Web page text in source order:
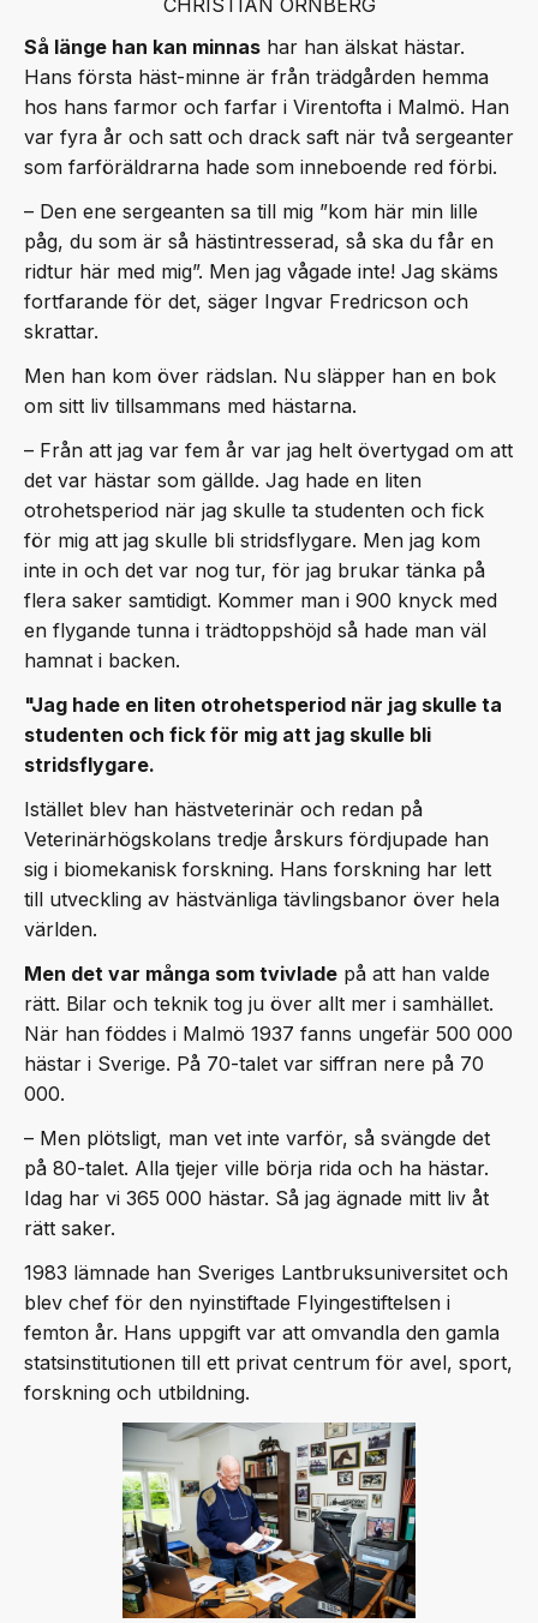
CHRISTIAN ÖRNBERG
Så länge han kan minnas har han älskat hästar.
Hans första häst-minne är från trädgården hemma
hos hans farmor och farfar i Virentofta i Malmö. Han
var fyra år och satt och drack saft när två sergeanter
som farföräldrarna hade som inneboende red förbi.
– Den ene sergeanten sa till mig ”kom här min lille
påg, du som är så hästintresserad, så ska du får en
ridtur här med mig”. Men jag vågade inte! Jag skäms
fortfarande för det, säger Ingvar Fredricson och
skrattar.
Men han kom över rädslan. Nu släpper han en bok
om sitt liv tillsammans med hästarna.
– Från att jag var fem år var jag helt övertygad om att
det var hästar som gällde. Jag hade en liten
otrohetsperiod när jag skulle ta studenten och fick
för mig att jag skulle bli stridsflygare. Men jag kom
inte in och det var nog tur, för jag brukar tänka på
flera saker samtidigt. Kommer man i 900 knyck med
en flygande tunna i trädtoppshöjd så hade man väl
hamnat i backen.
"Jag hade en liten otrohetsperiod när jag skulle ta
studenten och fick för mig att jag skulle bli
stridsflygare.
Istället blev han hästveterinär och redan på
Veterinärhögskolans tredje årskurs fördjupade han
sig i biomekanisk forskning. Hans forskning har lett
till utveckling av hästvänliga tävlingsbanor över hela
världen.
Men det var många som tvivlade på att han valde
rätt. Bilar och teknik tog ju över allt mer i samhället.
När han föddes i Malmö 1937 fanns ungefär 500 000
hästar i Sverige. På 70-talet var siffran nere på 70
000.
– Men plötsligt, man vet inte varför, så svängde det
på 80-talet. Alla tjejer ville börja rida och ha hästar.
Idag har vi 365 000 hästar. Så jag ägnade mitt liv åt
rätt saker.
1983 lämnade han Sveriges Lantbruksuniversitet och
blev chef för den nyinstiftade Flyingestiftelsen i
femton år. Hans uppgift var att omvandla den gamla
statsinstitutionen till ett privat centrum för avel, sport,
forskning och utbildning.